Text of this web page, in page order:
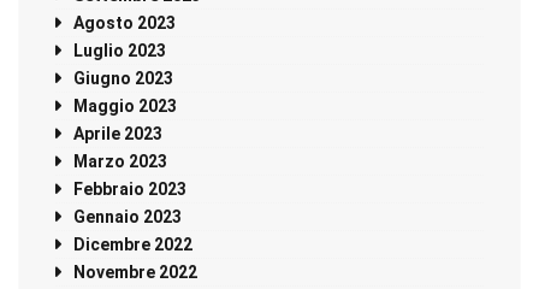
Agosto 2023
Luglio 2023
Giugno 2023
Maggio 2023
Aprile 2023
Marzo 2023
Febbraio 2023
Gennaio 2023
Dicembre 2022
Novembre 2022